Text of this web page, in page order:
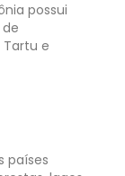
possui
e
países